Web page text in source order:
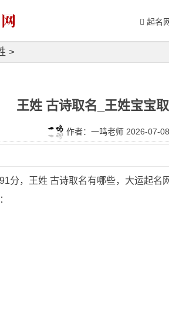
起名
>
王姓 古诗取名_王姓宝宝
作者：一鸣老师 2026-07-
分，王姓 古诗取名有哪些，大运起名